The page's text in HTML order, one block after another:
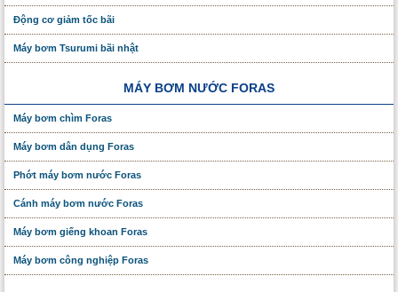
Động cơ giảm tốc bãi
Máy bơm Tsurumi bãi nhật
MÁY BƠM NƯỚC FORAS
Máy bơm chìm Foras
Máy bơm dân dụng Foras
Phớt máy bơm nước Foras
Cánh máy bơm nước Foras
Máy bơm giếng khoan Foras
Máy bơm công nghiệp Foras